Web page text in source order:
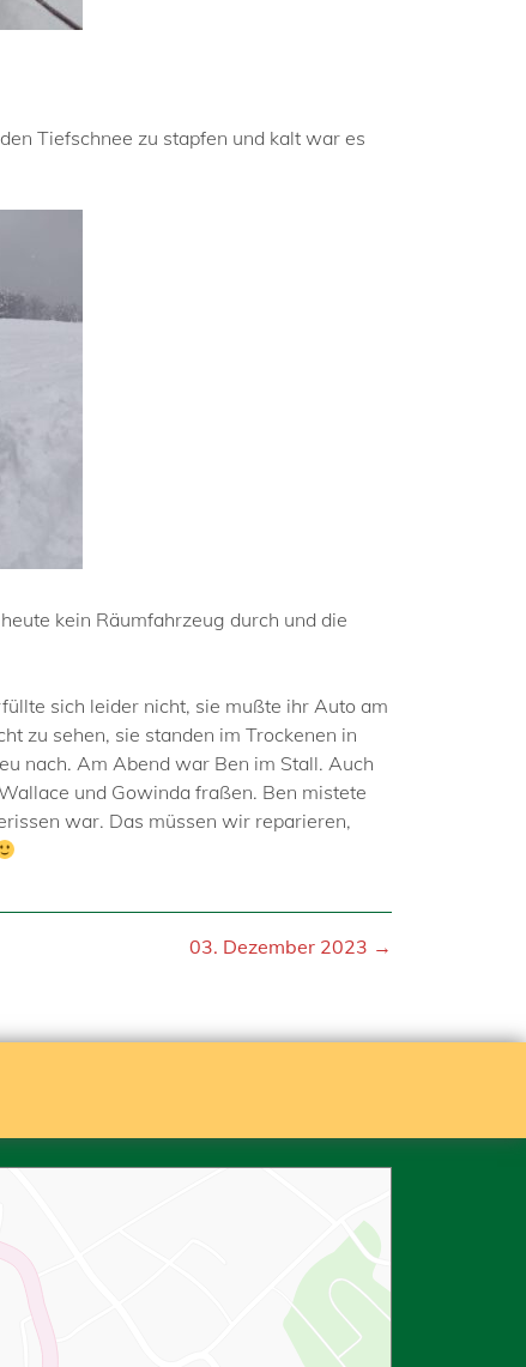
Tiefschnee zu stapfen und kalt war es
kein Räumfahrzeug durch und die
sich leider nicht, sie mußte ihr Auto am
zu sehen, sie standen im Trockenen in
nach. Am Abend war Ben im Stall. Auch
und Gowinda fraßen. Ben mistete
war. Das müssen wir reparieren,
03. Dezember 2023 →